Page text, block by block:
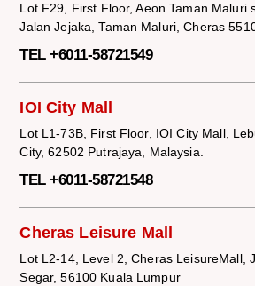
Lot F29, First Floor, Aeon Taman Maluri
Jalan Jejaka, Taman Maluri, Cheras
TEL +6011-58721549
IOI City Mall
Lot L1-73B, First Floor, IOI City Mall,
City, 62502 Putrajaya, Malaysia.
TEL +6011-58721548
Cheras Leisure Mall
Lot L2-14, Level 2, Cheras LeisureMall,
Segar, 56100 Kuala Lumpur